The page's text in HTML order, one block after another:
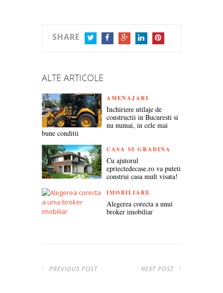
SHARE
ALTE ARTICOLE
AMENAJARI
Inchiriere utilaje de
constructii in Bucuresti si
nu numai, in cele mai
bune conditii
CASA SI GRADINA
Cu ajutorul
epriectedecase.ro va puteti
construi casa mult visata!
IMOBILIARE
Alegerea corecta a unui
broker imobiliar
PREVIOUS POST NEXT POST